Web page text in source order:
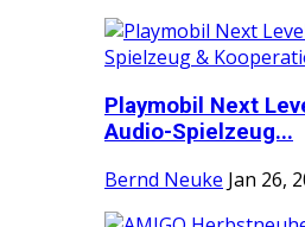
Playmobil Next
Audio-Spielzeug...
Bernd Neuke Jan 26,